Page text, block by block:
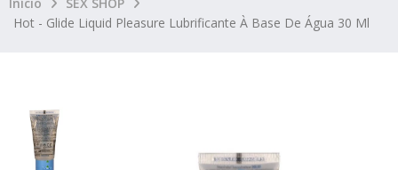
Hot - Glide Liquid Pleasure Lubrificante À Base De Água 30 Ml